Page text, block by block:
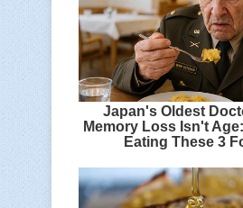
Japan's Oldest
Memory Loss Isn't
Eating These 3